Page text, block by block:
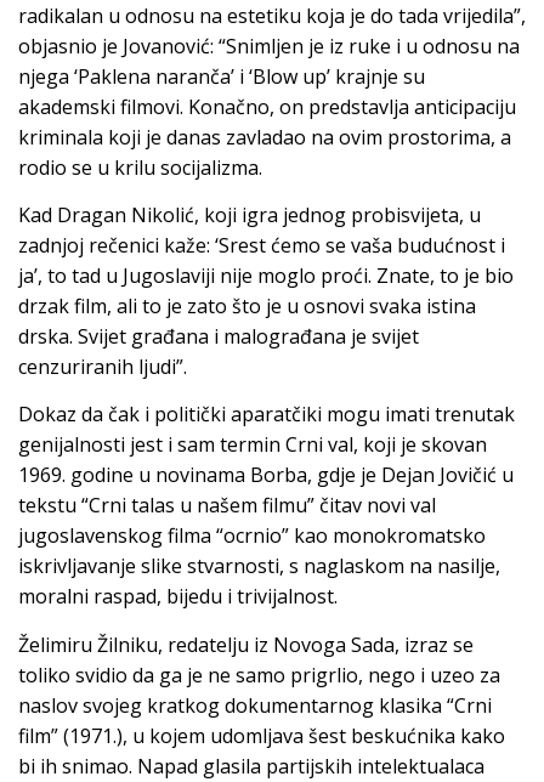
radikalan u odnosu na estetiku koja je do tada vrijedila”,
objasnio je Jovanović: “Snimljen je iz ruke i u odnosu na
njega ‘Paklena naranča’ i ‘Blow up’ krajnje su
akademski filmovi. Konačno, on predstavlja anticipaciju
kriminala koji je danas zavladao na ovim prostorima, a
rodio se u krilu socijalizma.
Kad Dragan Nikolić, koji igra jednog probisvijeta, u
zadnjoj rečenici kaže: ‘Srest ćemo se vaša budućnost i
ja’, to tad u Jugoslaviji nije moglo proći. Znate, to je bio
drzak film, ali to je zato što je u osnovi svaka istina
drska. Svijet građana i malograđana je svijet
cenzuriranih ljudi”.
Dokaz da čak i politički aparatčiki mogu imati trenutak
genijalnosti jest i sam termin Crni val, koji je skovan
1969. godine u novinama Borba, gdje je Dejan Jovičić u
tekstu “Crni talas u našem filmu” čitav novi val
jugoslavenskog filma “ocrnio” kao monokromatsko
iskrivljavanje slike stvarnosti, s naglaskom na nasilje,
moralni raspad, bijedu i trivijalnost.
Želimiru Žilniku, redatelju iz Novoga Sada, izraz se
toliko svidio da ga je ne samo prigrlio, nego i uzeo za
naslov svojeg kratkog dokumentarnog klasika “Crni
film” (1971.), u kojem udomljava šest beskućnika kako
bi ih snimao. Napad glasila partijskih intelektualaca